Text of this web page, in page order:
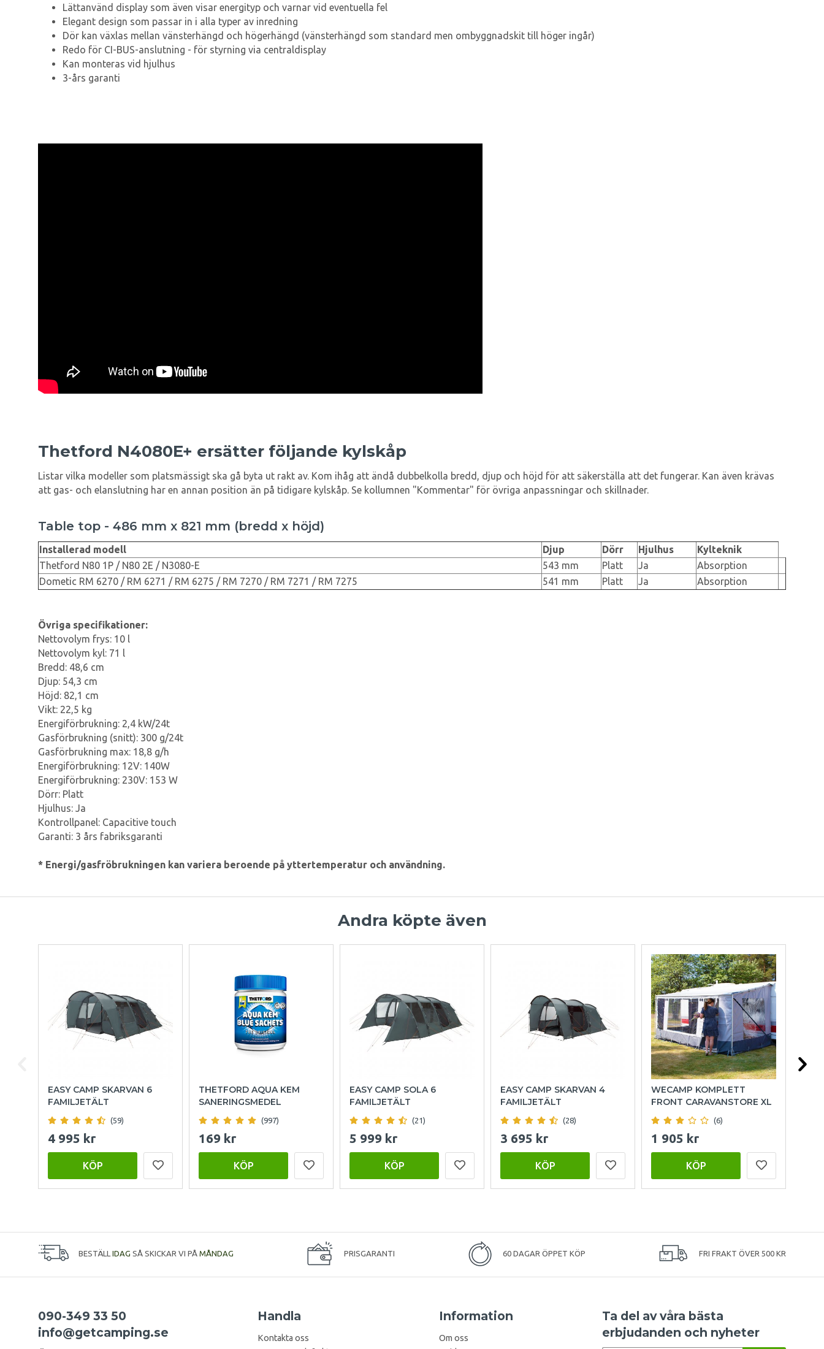
Lättanvänd display som även visar energityp och varnar vid eventuella fel
Elegant design som passar in i alla typer av inredning
Dör kan växlas mellan vänsterhängd och högerhängd (vänsterhängd som standard men ombyggnadskit till höger ingår)
Redo för CI-BUS-anslutning - för styrning via centraldisplay
Kan monteras vid hjulhus
3-års garanti
Thetford N4080E+ ersätter följande kylskåp
Listar vilka modeller som platsmässigt ska gå byta ut rakt av. Kom ihåg att ändå dubbelkolla bredd, djup och höjd för att säkerställa att det fungerar. Kan även krävas
att gas- och elanslutning har en annan position än på tidigare kylskåp. Se kollumnen "Kommentar" för övriga anpassningar och skillnader.
Table top - 486 mm x 821 mm (bredd x höjd)
Installerad modell Djup Dörr Hjulhus
Kylteknik
Thetford N80 1P / N80 2E / N3080-E
543 mm Platt Ja
Absorption
Dometic RM 6270 / RM 6271 / RM 6275 / RM 7270 / RM 7271 / RM 7275
541 mm Platt Ja Absorption
Övriga specifikationer:
Nettovolym frys: 10 l
Nettovolym kyl: 71 l
Bredd: 48,6 cm
Djup: 54,3 cm
Höjd: 82,1 cm
Vikt: 22,5 kg
Energiförbrukning: 2,4 kW/24t
Gasförbrukning (snitt): 300 g/24t
Gasförbrukning max: 18,8 g/h
Energiförbrukning: 12V: 140W
Energiförbrukning: 230V: 153 W
Dörr: Platt
Hjulhus: Ja
Kontrollpanel: Capacitive touch
Garanti: 3 års fabriksgaranti
* Energi/gasfröbrukningen kan variera beroende på yttertemperatur och användning.
Andra köpte även
EASY CAMP SKARVAN 6
FAMILJETÄLT
(59)
4 995 kr
KÖP
THETFORD AQUA KEM
SANERINGSMEDEL
(997)
169 kr
KÖP
EASY CAMP SOLA 6
FAMILJETÄLT
(21)
5 999 kr
KÖP
EASY CAMP SKARVAN 4
FAMILJETÄLT
(28)
3 695 kr
KÖP
WECAMP KOMPLETT
FRONT CARAVANSTORE XL
(6)
1 905 kr
KÖP
BESTÄLL IDAG SÅ SKICKAR VI PÅ MÅNDAG PRISGARANTI 60 DAGAR ÖPPET KÖP FRI FRAKT ÖVER 500 KR
090-349 33 50
info@getcamping.se
Handla
Kontakta oss
Information
Om oss
Ta del av våra bästa
erbjudanden och nyheter